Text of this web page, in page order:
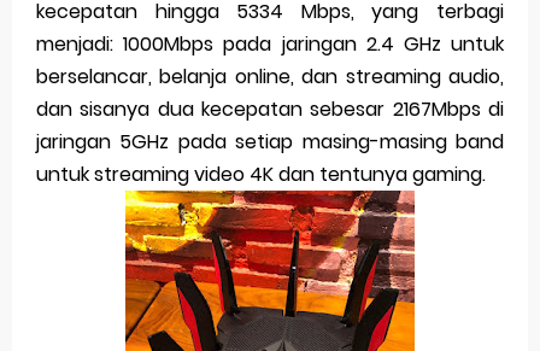
kecepatan hingga 5334 Mbps, yang terbagi
menjadi: 1000Mbps pada jaringan 2.4 GHz untuk
berselancar, belanja online, dan streaming audio,
dan sisanya dua kecepatan sebesar 2167Mbps di
jaringan 5GHz pada setiap masing-masing band
untuk streaming video 4K dan tentunya gaming.